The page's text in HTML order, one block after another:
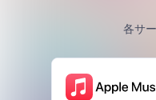
各サ